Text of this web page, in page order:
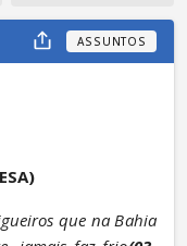
ASSUNTOS
que na Bahia